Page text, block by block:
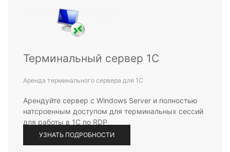
Терминальный сервер 1С
Аренда терминального сервера для 1С
Арендуйте сервер с Windows Server и полностью
натсроенным доступом для терминальных сессий
для работы в 1С по RDP
УЗНАТЬ ПОДРОБНОСТИ